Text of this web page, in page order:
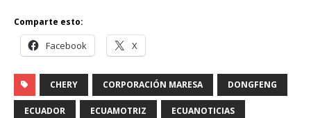
Comparte esto:
Facebook X
CHERY CORPORACIÓN MARESA DONGFENG
ECUADOR ECUAMOTRIZ ECUANOTICIAS